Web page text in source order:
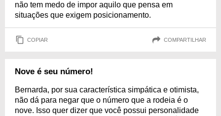
não tem medo de impor aquilo que pensa em
situações que exigem posicionamento.
COPIAR COMPARTILHAR
Nove é seu número!
Bernarda, por sua característica simpática e otimista,
não dá para negar que o número que a rodeia é o
nove. Isso quer dizer que você possui personalidade